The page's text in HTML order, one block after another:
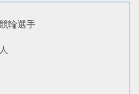
輪選手